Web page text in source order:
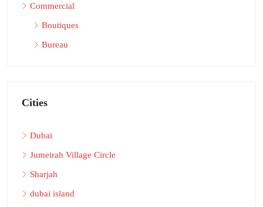
Commercial
Boutiques
Bureau
Cities
Dubai
Jumeirah Village Circle
Sharjah
dubai island